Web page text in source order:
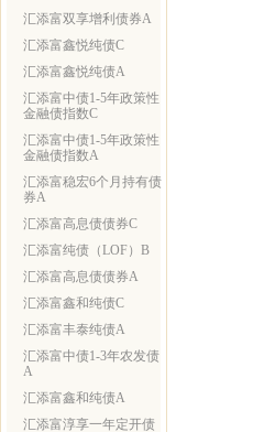
汇添富双享增利债券A
汇添富鑫悦纯债C
汇添富鑫悦纯债A
汇添富中债1-5年政策性
金融债指数C
汇添富中债1-5年政策性
金融债指数A
汇添富稳宏6个月持有债
券A
汇添富高息债债券C
汇添富纯债（LOF）B
汇添富高息债债券A
汇添富鑫和纯债C
汇添富丰泰纯债A
汇添富中债1-3年农发债
A
汇添富鑫和纯债A
汇添富淳享一年定开债